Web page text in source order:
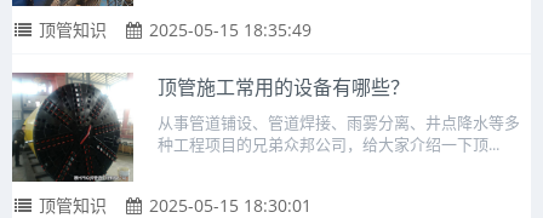
顶管知识 2025-05-15 18:35:49
顶管施工常用的设备有哪些？
从事管道铺设、管道焊接、雨雾分离、井点降水等多
种工程项目的兄弟众邦公司，给大家介绍一下顶...
顶管知识 2025-05-15 18:30:01